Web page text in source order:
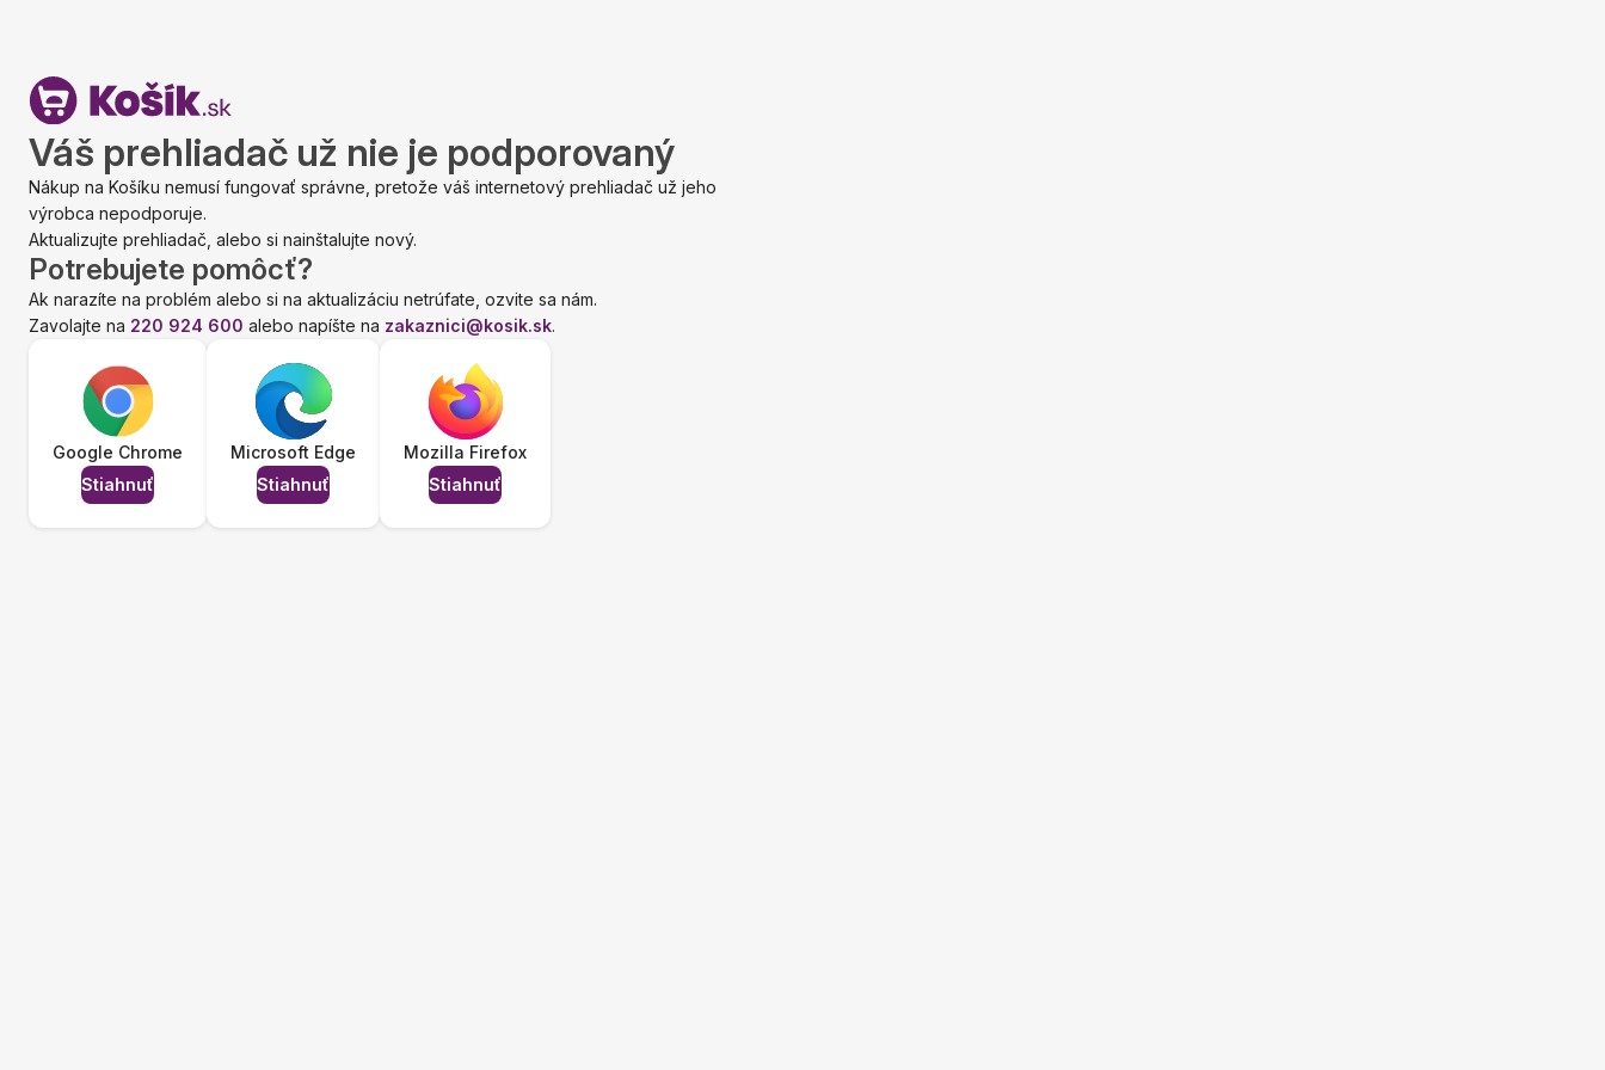
Váš prehliadač už nie je podporovaný
Nákup na Košíku nemusí fungovať správne, pretože váš internetový prehliadač už jeho
výrobca nepodporuje.
Aktualizujte prehliadač, alebo si nainštalujte nový.
Potrebujete pomôcť?
Ak narazíte na problém alebo si na aktualizáciu netrúfate, ozvite sa nám.
Zavolajte na 220 924 600 alebo napíšte na zakaznici@kosik.sk.
Google Chrome
Stiahnuť
Microsoft Edge
Stiahnuť
Mozilla Firefox
Stiahnuť